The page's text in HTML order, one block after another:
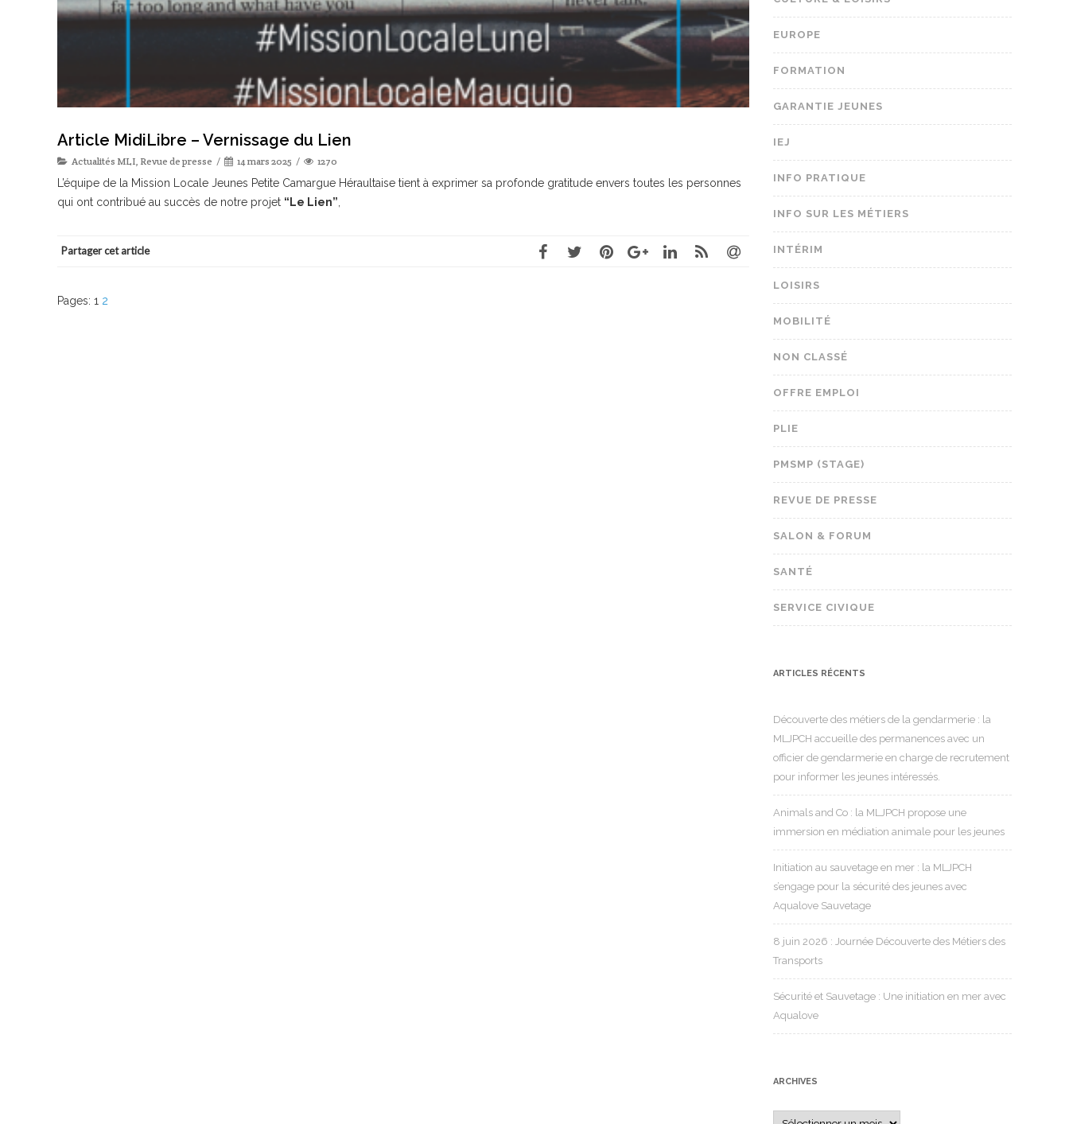
Article MidiLibre – Vernissage du Lien
Actualités MLI, Revue de presse 14 mars 2025 1270
L’équipe de la Mission Locale Jeunes Petite Camargue Héraultaise tient à exprimer sa profonde gratitude envers toutes les personnes
qui ont contribué au succès de notre projet “Le Lien”,
Partager cet article
Pages: 1 2
EUROPE
FORMATION
GARANTIE JEUNES
IEJ
INFO PRATIQUE
INFO SUR LES MÉTIERS
INTÉRIM
LOISIRS
MOBILITÉ
NON CLASSÉ
OFFRE EMPLOI
PLIE
PMSMP (STAGE)
REVUE DE PRESSE
SALON & FORUM
SANTÉ
SERVICE CIVIQUE
ARTICLES RÉCENTS
Découverte des métiers de la gendarmerie : la
MLJPCH accueille des permanences avec un
officier de gendarmerie en charge de recrutement
pour informer les jeunes intéressés.
Animals and Co : la MLJPCH propose une
immersion en médiation animale pour les jeunes
Initiation au sauvetage en mer : la MLJPCH
s’engage pour la sécurité des jeunes avec
Aqualove Sauvetage
8 juin 2026 : Journée Découverte des Métiers des
Transports
Sécurité et Sauvetage : Une initiation en mer avec
Aqualove
ARCHIVES
Archives